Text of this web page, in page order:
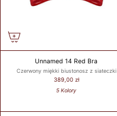
Unnamed 14 Red Bra
Czerwony miękki biustonosz z siateczki
389,00 zł
5 Kolory